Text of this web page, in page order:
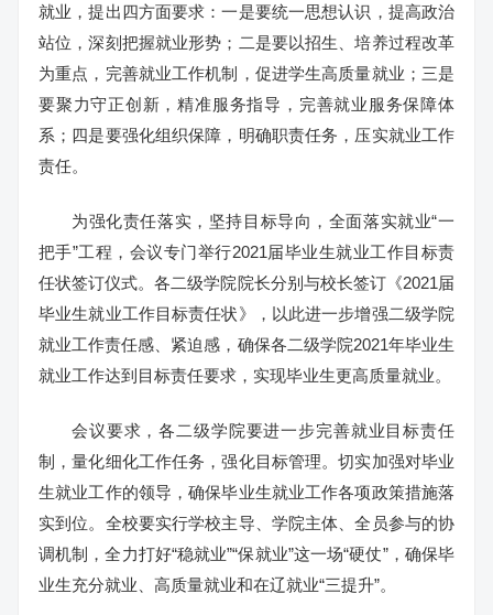
就业，提出四方面要求：一是要统一思想认识，提高政治
站位，深刻把握就业形势；二是要以招生、培养过程改革
为重点，完善就业工作机制，促进学生高质量就业；三是
要聚力守正创新，精准服务指导，完善就业服务保障体
系；四是要强化组织保障，明确职责任务，压实就业工作
责任。
为强化责任落实，坚持目标导向，全面落实就业“一
把手”工程，会议专门举行2021届毕业生就业工作目标责
任状签订仪式。各二级学院院长分别与校长签订《2021届
毕业生就业工作目标责任状》，以此进一步增强二级学院
就业工作责任感、紧迫感，确保各二级学院2021年毕业生
就业工作达到目标责任要求，实现毕业生更高质量就业。
会议要求，各二级学院要进一步完善就业目标责任
制，量化细化工作任务，强化目标管理。切实加强对毕业
生就业工作的领导，确保毕业生就业工作各项政策措施落
实到位。全校要实行学校主导、学院主体、全员参与的协
调机制，全力打好“稳就业”“保就业”这一场“硬仗”，确保毕
业生充分就业、高质量就业和在辽就业“三提升”。